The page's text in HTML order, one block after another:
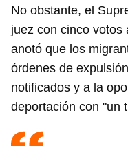
No obstante, el
juez con cinco votos
anotó que los
órdenes de
notificados y a la
deportación con "un